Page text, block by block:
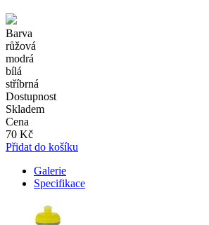
Barva
růžová
modrá
bílá
stříbrná
Dostupnost
Skladem
Cena
70 Kč
Přidat do košíku
Galerie
Specifikace